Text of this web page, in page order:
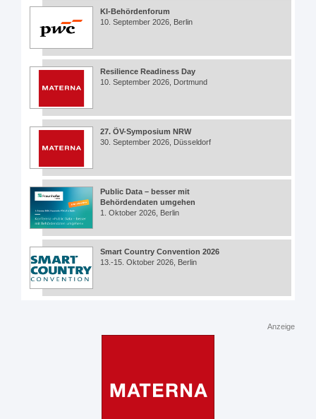
KI-Behördenforum
10. September 2026, Berlin
Resilience Readiness Day
10. September 2026, Dortmund
27. ÖV-Symposium NRW
30. September 2026, Düsseldorf
Public Data – besser mit
Behördendaten umgehen
1. Oktober 2026, Berlin
Smart Country Convention 2026
13.-15. Oktober 2026, Berlin
Anzeige